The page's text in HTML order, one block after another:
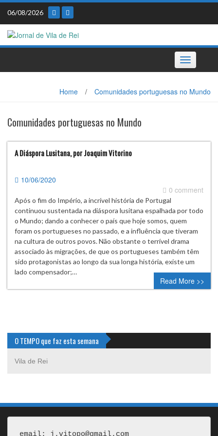
Skip
content
06/08/2026
Toggle
navigation
Home / Comunidades portuguesas no Mundo
Comunidades portuguesas no Mundo
A Diáspora Lusitana, por Joaquim Vitorino
10/06/2020
0 comment
Após o fim do Império, a incrível história de Portugal
continuou sustentada na diáspora lusitana espalhada por todo
o Mundo; dando a conhecer o país que hoje somos, quem
foram os portugueses no passado, e a influência que tiveram
na cultura de outros povos. Não obstante o terrível drama
associado às migrações, de que os portugueses também têm
sido protagonistas ao longo da sua longa história, existe um
lado compensador;…
Read More >>
O TEMPO que faz esta semana
Vila de Rei